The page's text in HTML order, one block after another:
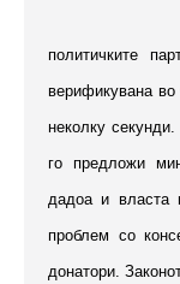
политичките
верификувана во
неколку
го предложи
дадоа и власта
проблем со
донатори.